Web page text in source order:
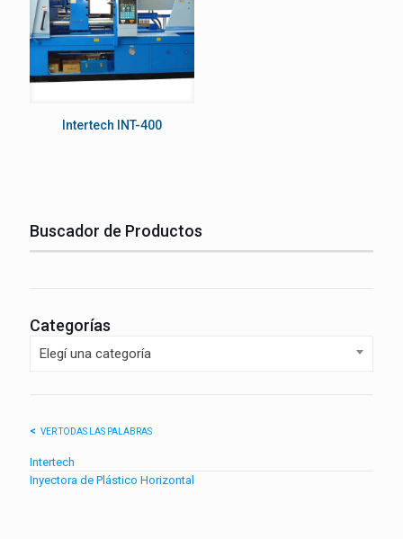
Intertech INT-400
Buscador de Productos
Categorías
Elegí una categoría
VER TODAS LAS PALABRAS
Intertech
Inyectora de Plástico Horizontal